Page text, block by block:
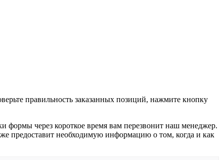
правильность заказанных позиций, нажмите кнопку
формы через короткое время вам перезвонит наш менеджер.
предоставит необходимую информацию о том, когда и как